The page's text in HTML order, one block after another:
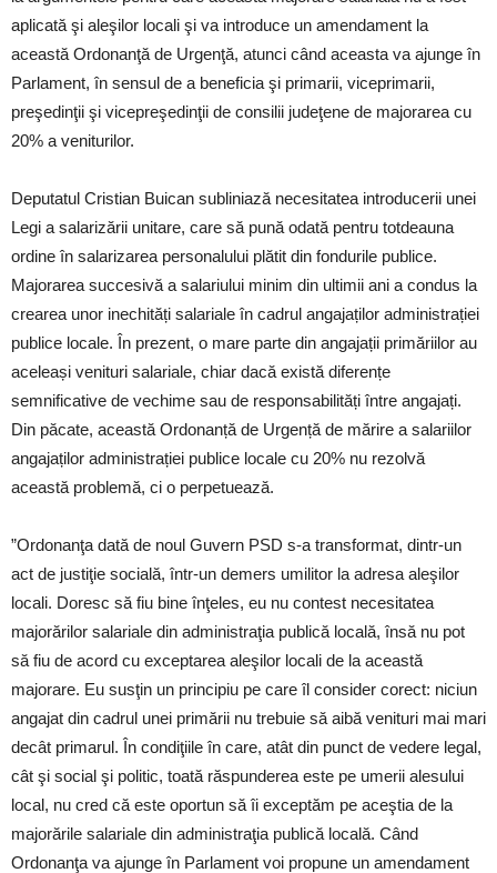
aplicată şi aleşilor locali şi va introduce un amendament la
această Ordonanţă de Urgenţă, atunci când aceasta va ajunge în
Parlament, în sensul de a beneficia şi primarii, viceprimarii,
preşedinţii şi vicepreşedinţii de consilii judeţene de majorarea cu
20% a veniturilor.
Deputatul Cristian Buican subliniază necesitatea introducerii unei
Legi a salarizării unitare, care să pună odată pentru totdeauna
ordine în salarizarea personalului plătit din fondurile publice.
Majorarea succesivă a salariului minim din ultimii ani a condus la
crearea unor inechități salariale în cadrul angajaților administrației
publice locale. În prezent, o mare parte din angajații primăriilor au
aceleași venituri salariale, chiar dacă există diferențe
semnificative de vechime sau de responsabilități între angajați.
Din păcate, această Ordonanță de Urgență de mărire a salariilor
angajaților administrației publice locale cu 20% nu rezolvă
această problemă, ci o perpetuează.
”Ordonanţa dată de noul Guvern PSD s-a transformat, dintr-un
act de justiţie socială, într-un demers umilitor la adresa aleşilor
locali. Doresc să fiu bine înţeles, eu nu contest necesitatea
majorărilor salariale din administraţia publică locală, însă nu pot
să fiu de acord cu exceptarea aleşilor locali de la această
majorare. Eu susţin un principiu pe care îl consider corect: niciun
angajat din cadrul unei primării nu trebuie să aibă venituri mai mari
decât primarul. În condiţiile în care, atât din punct de vedere legal,
cât şi social şi politic, toată răspunderea este pe umerii alesului
local, nu cred că este oportun să îi exceptăm pe aceştia de la
majorările salariale din administraţia publică locală. Când
Ordonanţa va ajunge în Parlament voi propune un amendament